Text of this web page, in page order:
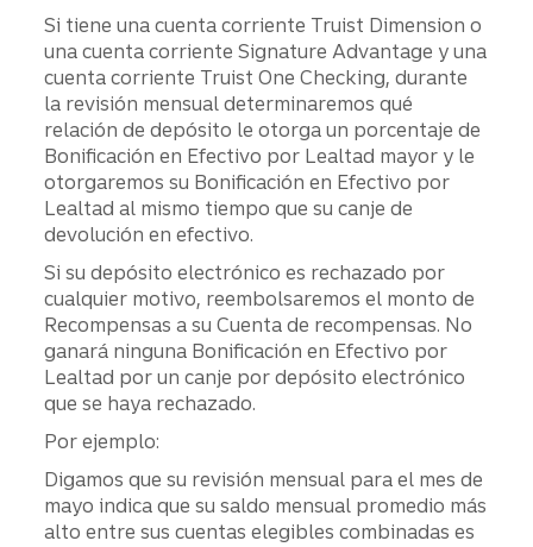
Si tiene una cuenta corriente Truist Dimension o
una cuenta corriente Signature Advantage y una
cuenta corriente Truist One Checking, durante
la revisión mensual determinaremos qué
relación de depósito le otorga un porcentaje de
Bonificación en Efectivo por Lealtad mayor y le
otorgaremos su Bonificación en Efectivo por
Lealtad al mismo tiempo que su canje de
devolución en efectivo.
Si su depósito electrónico es rechazado por
cualquier motivo, reembolsaremos el monto de
Recompensas a su Cuenta de recompensas. No
ganará ninguna Bonificación en Efectivo por
Lealtad por un canje por depósito electrónico
que se haya rechazado.
Por ejemplo:
Digamos que su revisión mensual para el mes de
mayo indica que su saldo mensual promedio más
alto entre sus cuentas elegibles combinadas es